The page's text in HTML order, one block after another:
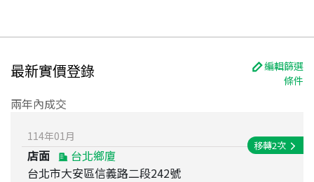
最新實價登錄
編輯篩選
條件
兩年內成交
114年01 月
店面
台北鄉廈
台北市大安區信義路二段242號
移轉2次